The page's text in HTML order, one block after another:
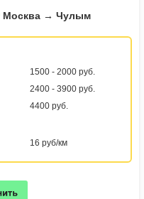
Москва → Чулым
1500 - 2000 руб.
2400 - 3900 руб.
4400 руб.
16 руб/км